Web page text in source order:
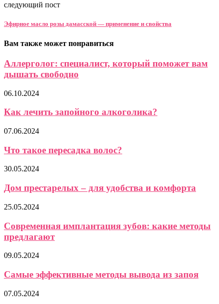
следующий пост
Эфирное масло розы дамасской — применение и свойства
Вам также может понравиться
Аллерголог: специалист, который поможет вам
дышать свободно
06.10.2024
Как лечить запойного алкоголика?
07.06.2024
Что такое пересадка волос?
30.05.2024
Дом престарелых – для удобства и комфорта
25.05.2024
Современная имплантация зубов: какие методы
предлагают
09.05.2024
Самые эффективные методы вывода из запоя
07.05.2024